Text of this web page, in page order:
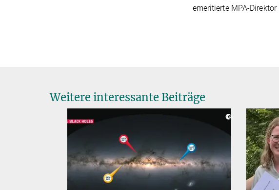
emeritierte MPA-Direktor
Weitere interessante Beiträge